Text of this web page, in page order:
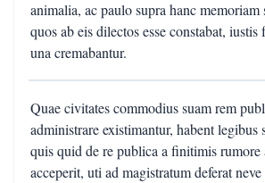
animalia, ac paulo supra hanc memoriam
quos ab eis dilectos esse constabat,
una cremabantur.
Quae civitates commodius suam rem
administrare existimantur, habent legibus
quis quid de re publica a finitimis rumore
acceperit, uti ad magistratum deferat